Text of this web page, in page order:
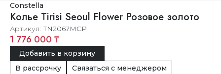
Constella
Колье Tirisi Seoul Flower Розовое золото
Артикул TN2067MCP
1 776 000 ₸
Добавить в корзину
В рассрочку
Связаться с менеджером